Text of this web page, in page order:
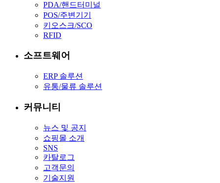
PDA/핸드터미널
POS/주변기기
키오스크/SCO
RFID
소프트웨어
ERP 솔루션
유통/물류 솔루션
커뮤니티
뉴스 및 공지
쇼핑몰 소개
SNS
카탈로그
고객문의
기술지원